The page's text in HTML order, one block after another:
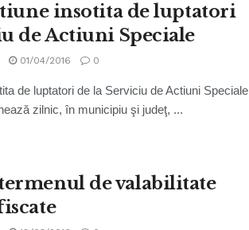
insotita de luptatori
de Actiuni Speciale
01/04/2016 0
de luptatori de la Serviciu de Actiuni Speciale
zilnic, în municipiu şi judeţ, ...
de valabilitate